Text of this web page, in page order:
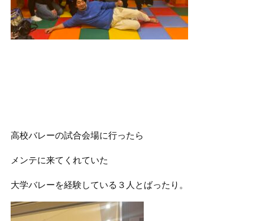
高校バレーの試合会場に行ったら
メンテに来てくれていた
大学バレーを経験している３人とばったり。